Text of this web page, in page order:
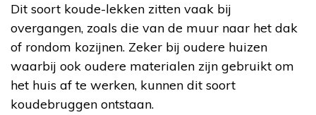
Dit soort koude-lekken zitten vaak bij
overgangen, zoals die van de muur naar het dak
of rondom kozijnen. Zeker bij oudere huizen
waarbij ook oudere materialen zijn gebruikt om
het huis af te werken, kunnen dit soort
koudebruggen ontstaan.